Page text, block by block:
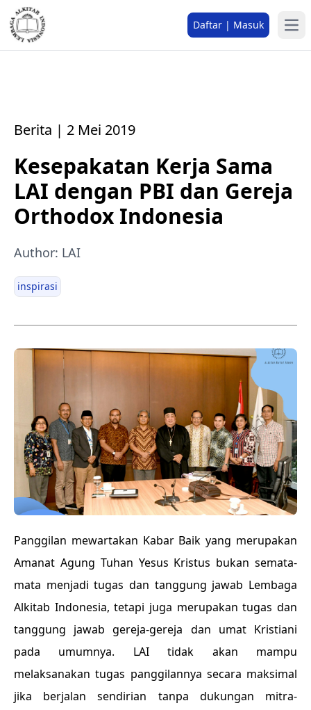
Daftar | Masuk
Berita | 2 Mei 2019
Kesepakatan Kerja Sama
LAI dengan PBI dan Gereja
Orthodox Indonesia
Author: LAI
inspirasi
Panggilan mewartakan Kabar Baik yang merupakan
Amanat Agung Tuhan Yesus Kristus bukan semata-
mata menjadi tugas dan tanggung jawab Lembaga
Alkitab Indonesia, tetapi juga merupakan tugas dan
tanggung jawab gereja-gereja dan umat Kristiani
pada umumnya. LAI tidak akan mampu
melaksanakan tugas panggilannya secara maksimal
jika berjalan sendirian tanpa dukungan mitra-